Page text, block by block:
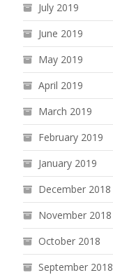
July 2019
June 2019
May 2019
April 2019
March 2019
February 2019
January 2019
December 2018
November 2018
October 2018
September 2018